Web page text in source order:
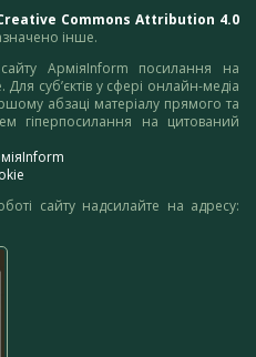
Commons Attribution 4.0
інше.
АрміяInform посилання на
Для суб’єктів у сфері онлайн-медіа
абзаці матеріалу прямого та
гіперпосилання на цитований
сайту надсилайте на адресу: